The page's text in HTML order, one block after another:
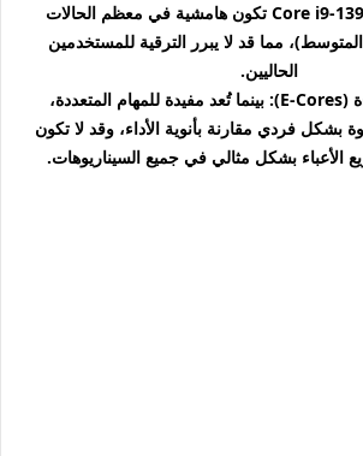
في المتوسط)، مما قد لا يبرر الترقية للمستخدمين
الحاليين.
بشكل فردي مقارنة بأنوية الأداء، وقد لا تكون
الأعباء بشكل مثالي في جميع السيناريوهات.